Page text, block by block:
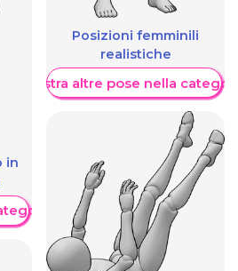
in
Posizioni femminili
realistiche
Mostra altre pose nella